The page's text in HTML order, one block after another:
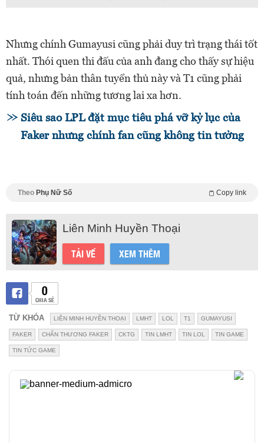
Nhưng chính Gumayusi cũng phải duy trì trạng thái tốt
nhất. Thói quen thi đấu của anh đang cho thấy sự hiệu
quả, nhưng bản thân tuyển thủ này và T1 cũng phải
tính toán đến những tương lai xa hơn.
Siêu sao LPL đặt mục tiêu phá vỡ kỷ lục của
Faker nhưng chính fan cũng không tin tưởng
Theo Phụ Nữ Số Copy link
Liên Minh Huyền Thoại
TẢI VỀ XEM THÊM
0
CHIA SẺ
TỪ KHÓA LIÊN MINH HUYỀN THOẠI LMHT LOL T1 GUMAYUSI
FAKER CHẤN THƯƠNG FAKER CKTG TIN LMHT TIN LOL TIN GAME
TIN TỨC GAME